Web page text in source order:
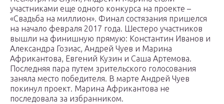
участниками еще одного конкурса на проекте –
«Свадьба на миллион». Финал состязания пришелся
на начало февраля 2017 года. Шестеро участников
вышли на финишную прямую: Константин Иванов и
Александра Гозиас, Андрей Чуев и Марина
Африкантова, Евгений Кузин и Саша Артемова.
Последняя пара путем зрительского голосования
заняла место победителя. В марте Андрей Чуев
покинул проект. Марина Африкантова не
последовала за избранником.